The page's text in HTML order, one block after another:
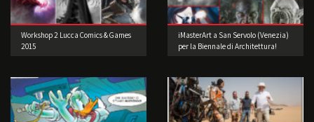
Workshop 2 Lucca Comics & Games
2015
iMasterArt a San Servolo (Venezia)
per la Biennale di Architettura!